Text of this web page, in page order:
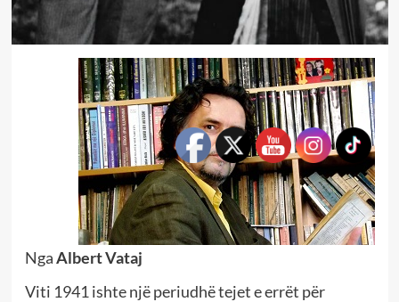
NgaAlbert Vataj
Viti 1941 ishte një periudhë tejet e errët për